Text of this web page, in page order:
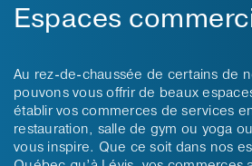
Espaces
Au rez-de-chaussée de certains de
pouvons vous offrir de beaux
établir vos commerces de services
restauration, salle de gym ou yoga
vous inspire. Que ce soit dans nos